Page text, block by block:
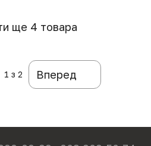
ще 4 товара
1 з 2 Вперед